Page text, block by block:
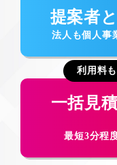
提案者
法人も個人事
利用料
一括見
最短3分程